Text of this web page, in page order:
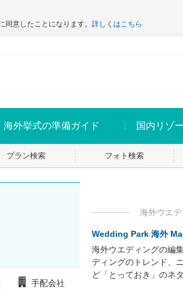
意したことになります。 詳しくはこちら
海外挙式の準備ガイド 国内リゾ
プラン検索 フォト検索
手配会社
海外ウエ
Wedding Park 海外
海外ウエディングの編
ディングのトレンド、
ど「とっておき」のネ